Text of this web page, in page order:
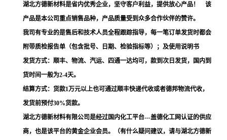
湖北方德新材料是省内优秀企业，坚守客户利益，提供放心产品！ 该
产品是本公司重点销售品种，产品质量受到众多合作伙伴的赞许。
我司有专业的是售后和技术人员全程跟踪指导，每一笔订单发货时都会
附带质检报告单（包含批号、日期、检验指标等）；及使用说明书
发货方式：顺丰、物流、汽运、四通一达均可，款到次日发货，国内到
货时间一般为2-4天。
结算方式：货款1万元以上也可通过顺丰快递代收或者德邦物流代收，
发货前预付30%货款。
湖北方德新材料有限公司是经过国内化工平台---盖德化工网认证的供应
商，也是该平台的黄金企业会员。（有什么疑问建议，请与湖北方德新